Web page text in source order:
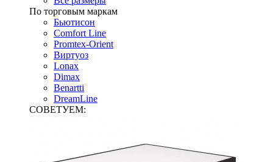
По торговым маркам
Бьютисон
Comfort Line
Promtex-Orient
Виртуоз
Lonax
Dimax
Benartti
DreamLine
СОВЕТУЕМ: